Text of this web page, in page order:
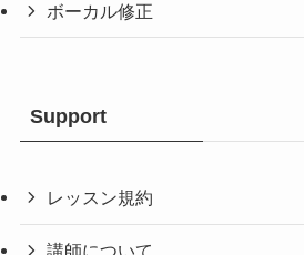
ボーカル修正
Support
レッスン規約
講師について